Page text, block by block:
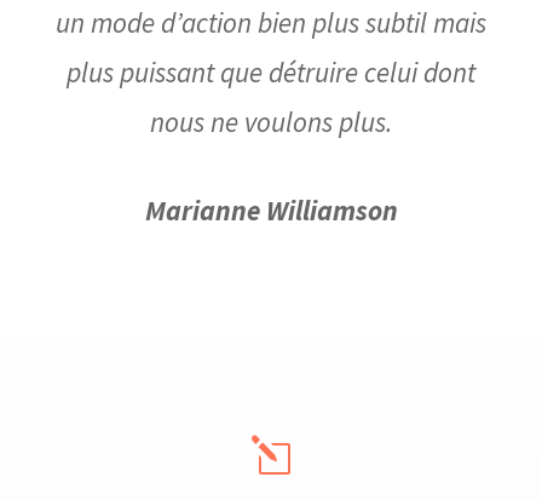
un mode d’action bien plus subtil mais
plus puissant que détruire celui dont
nous ne voulons plus.
Marianne Williamson
l